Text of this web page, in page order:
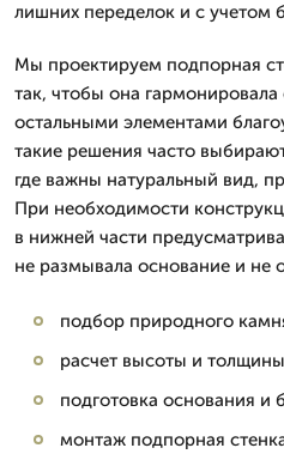
лишних переделок и с учетом
Мы проектируем подпорная
так, чтобы она
остальными элементами
такие решения часто
где важны натуральный вид,
При необходимости
в нижней части
не размывала основание и не
подбор природного
расчет высоты и
подготовка основания и
монтаж подпорная